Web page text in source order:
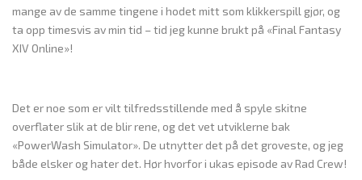
mange av de samme tingene i hodet mitt som klikkerspill gjør, og
ta opp timesvis av min tid – tid jeg kunne brukt på «Final Fantasy
XIV Online»!
Det er noe som er vilt tilfredsstillende med å spyle skitne
overflater slik at de blir rene, og det vet utviklerne bak
«PowerWash Simulator». De utnytter det på det groveste, og jeg
både elsker og hater det. Hør hvorfor i ukas episode av Rad Crew!